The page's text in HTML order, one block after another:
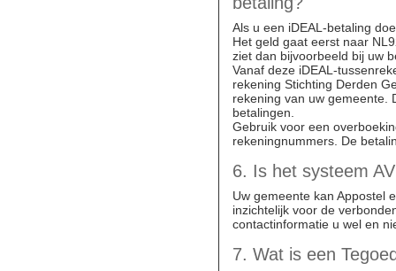
Als u een iDEAL-betaling
Het geld gaat eerst naar
ziet dan bijvoorbeeld bij uw
Vanaf deze iDEAL-
rekening Stichting Derden
rekening van uw gemeente.
betalingen.
Gebruik voor een
rekeningnummers. De
6. Is het systeem
Uw gemeente kan Appostel
inzichtelijk voor de
contactinformatie u wel en
7. Wat is een